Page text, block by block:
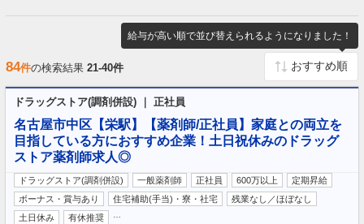
給与が高い順で並び替えられるようになりました！
84件の検索結果 21-40件
ドラッグストア(調剤併設) ｜ 正社員
名古屋市中区【栄駅】【薬剤師/正社員】家庭との両立を
目指している方におすすめ企業！土日祝休みのドラッグ
ストア薬剤師求人◎
ドラッグストア(調剤併設) 一般薬剤師 正社員 600万以上
定期昇給
ボーナス・賞与あり
住宅補助(手当)・寮・社宅
残業なし／ほぼなし
土日休み
有休推奨